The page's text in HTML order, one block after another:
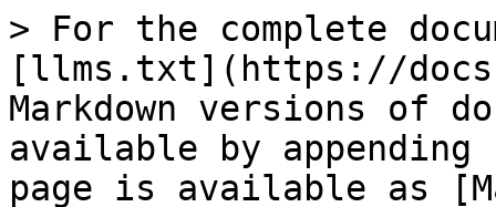
> For the complete
[llms.txt](https://
Markdown versions of
available by
page is available as